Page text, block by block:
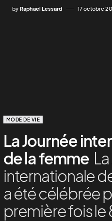
by Raphael Lessard 17 octobre
MODE DE VIE
La Journée
de la femme
internationale
a été célébrée
première fois le